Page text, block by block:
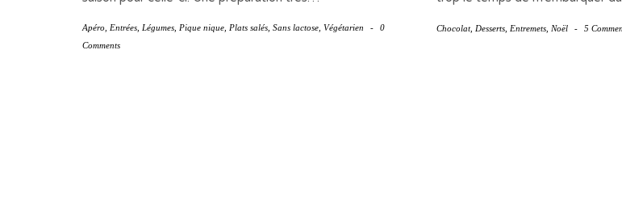
Apéro Entrées Légumes Pique nique Plats salés Sans lactose Végétarien -
0
Comments
Chocolat, Desserts, Entremets, Noël - 5